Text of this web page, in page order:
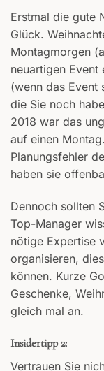
Erstmal die gute
Glück.
Montagmorgen
neuartigen Event
(wenn das Event
die Sie noch
2018 war das
auf einen
Planungsfehler
haben sie
Dennoch sollten
Top-Manager
nötige Expertise
organisieren,
können. Kurze
Geschenke,
gleich mal an.
Insidertipp 2:
Vertrauen Sie